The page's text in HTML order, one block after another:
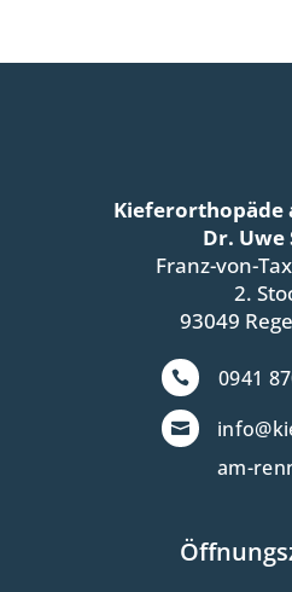
Kieferorthopäde
Dr. Uwe
Franz-von-
2.
93049
 0941

am-